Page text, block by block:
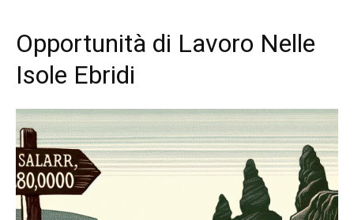
Opportunità di Lavoro Nelle
Isole Ebridi